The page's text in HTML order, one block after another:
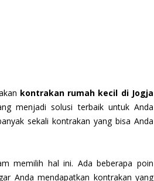
kontrakan rumah kecil di Jogja
menjadi solusi terbaik untuk Anda
sekali kontrakan yang bisa Anda
memilih hal ini. Ada beberapa poin
Anda mendapatkan kontrakan yang